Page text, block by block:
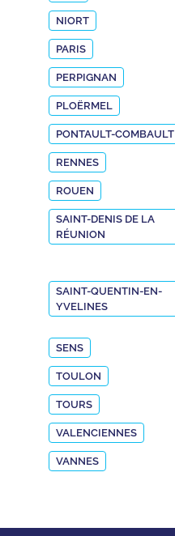
NIORT
PARIS
PERPIGNAN
PLOËRMEL
PONTAULT-COMBAULT
RENNES
ROUEN
SAINT-DENIS DE LA
RÉUNION
SAINT-QUENTIN-EN-
YVELINES
SENS
TOULON
TOURS
VALENCIENNES
VANNES